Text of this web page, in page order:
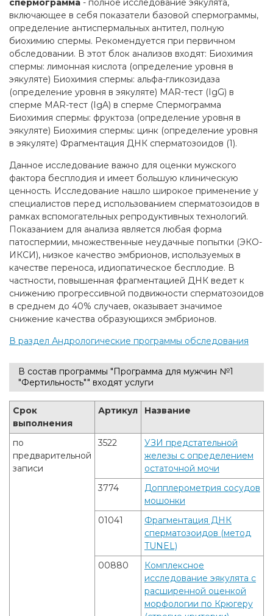
спермограмма - полное исследование эякулята,
включающее в себя показатели базовой спермограммы,
определение антиспермальных антител, полную
биохимию спермы. Рекомендуется при первичном
обследовании. В этот блок анализов входят: Биохимия
спермы: лимонная кислота (определение уровня в
эякуляте) Биохимия спермы: альфа-гликозидаза
(определение уровня в эякуляте) MAR-тест (IgG) в
сперме MAR-тест (IgA) в сперме Спермограмма
Биохимия спермы: фруктоза (определение уровня в
эякуляте) Биохимия спермы: цинк (определение уровня
в эякуляте) Фрагментация ДНК сперматозоидов (1).
Данное исследование важно для оценки мужского
фактора бесплодия и имеет большую клиническую
ценность. Исследование нашло широкое применение у
специалистов перед использованием сперматозоидов в
рамках вспомогательных репродуктивных технологий.
Показанием для анализа является любая форма
патоспермии, множественные неудачные попытки (ЭКО-
ИКСИ), низкое качество эмбрионов, используемых в
качестве переноса, идиопатическое бесплодие. В
частности, повышенная фрагментацией ДНК ведет к
снижению прогрессивной подвижности сперматозоидов
в среднем до 40% случаев, оказывает значимое
снижение качества образующихся эмбрионов.
В раздел Андрологические программы обследования
В состав программы "Программа для мужчин №1
"Фертильность"" входят услуги
Срок
выполнения
Артикул Название
по
предварительной
записи
3522
УЗИ предстательной
железы с определением
остаточной мочи
3774
Допплерометрия сосудов
мошонки
01041
Фрагментация ДНК
сперматозоидов (метод
TUNEL)
00880
Комплексное
исследование эякулята с
расширенной оценкой
морфологии по Крюгеру